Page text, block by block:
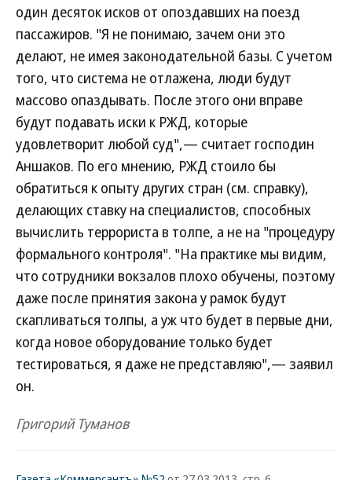
один десяток исков от опоздавших на поезд
пассажиров. "Я не понимаю, зачем они это
делают, не имея законодательной базы. С учетом
того, что система не отлажена, люди будут
массово опаздывать. После этого они вправе
будут подавать иски к РЖД, которые
удовлетворит любой суд",— считает господин
Аншаков. По его мнению, РЖД стоило бы
обратиться к опыту других стран (см. справку),
делающих ставку на специалистов, способных
вычислить террориста в толпе, а не на "процедуру
формального контроля". "На практике мы видим,
что сотрудники вокзалов плохо обучены, поэтому
даже после принятия закона у рамок будут
скапливаться толпы, а уж что будет в первые дни,
когда новое оборудование только будет
тестироваться, я даже не представляю",— заявил
он.
Григорий Туманов